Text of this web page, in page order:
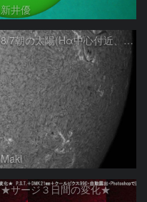
新井優
8/7朝の太陽(Hα中心付近、4498、4502付近)
Maki
★サージ３日間の変化★